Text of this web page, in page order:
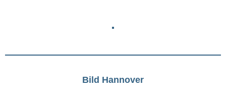
Bild Hannover